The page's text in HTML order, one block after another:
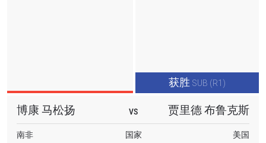
获胜 SUB (R1)
博康 马松扬 VS 贾里德 布鲁克斯
南非 国家 美国